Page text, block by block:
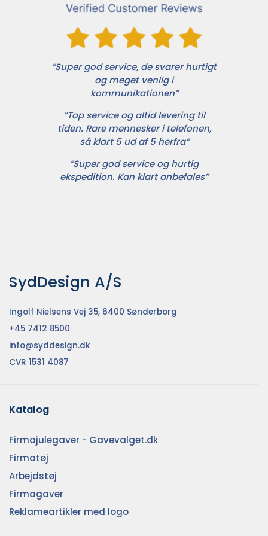
”Super god service, de svarer hurtigt
og meget venlig i
kommunikationen”
”Top service og altid levering til
tiden. Rare mennesker i telefonen,
så klart 5 ud af 5 herfra”
”Super god service og hurtig
ekspedition. Kan klart anbefales”
SydDesign A/S
Ingolf Nielsens Vej 35, 6400 Sønderborg
+45 7412 8500
info@syddesign.dk
CVR 1531 4087
Katalog
Firmajulegaver - Gavevalget.dk
Firmatøj
Arbejdstøj
Firmagaver
Reklameartikler med logo